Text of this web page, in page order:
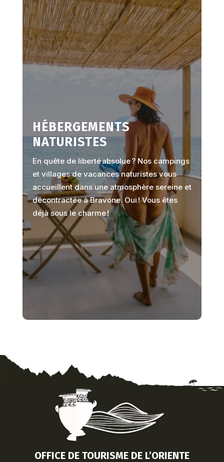
HÉBERGEMENTS
NATURISTES
En quête de liberté absolue ? Nos campings
et villages de vacances naturistes vous
accueillent dans une atmosphère sereine et
décontractée à Bravone. Oui ! Vous êtes
déjà sous le charme !
OFFICE DE TOURISME DE L’ORIENTE